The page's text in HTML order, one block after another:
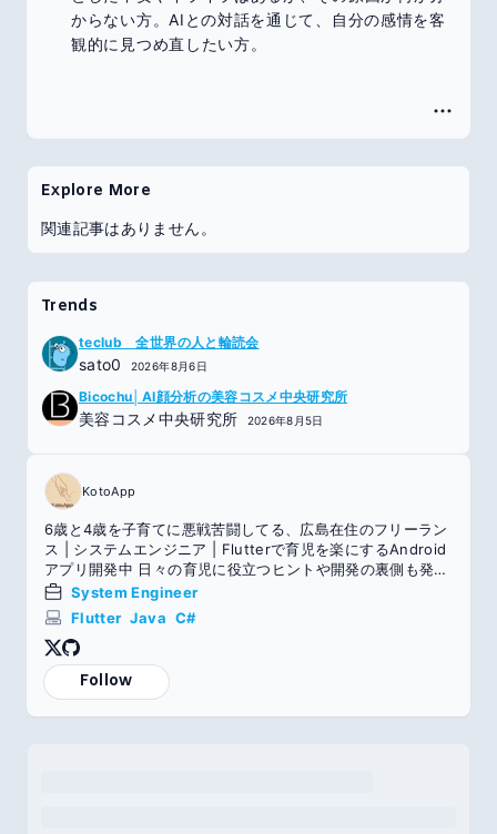
からない方。AIとの対話を通じて、自分の感情を客
観的に見つめ直したい方。
Explore More
関連記事はありません。
Trends
teclub 全世界の人と輪読会
sato0 2026年8月6日
Bicochu│AI顔分析の美容コスメ中央研究所
美容コスメ中央研究所 2026年8月5日
KotoApp
6歳と4歳を子育てに悪戦苦闘してる、広島在住のフリーラン
ス | システムエンジニア | Flutterで育児を楽にするAndroid
アプリ開発中 日々の育児に役立つヒントや開発の裏側も発信
中！ #育児アプリ #子育てテック #Flutter
System Engineer
Flutter Java C#
Follow